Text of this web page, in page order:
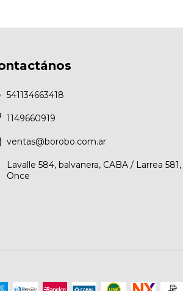
541134663418
1149660919
ventas@borobo.com.ar
Lavalle 584, balvanera, CABA / Larrea
Once